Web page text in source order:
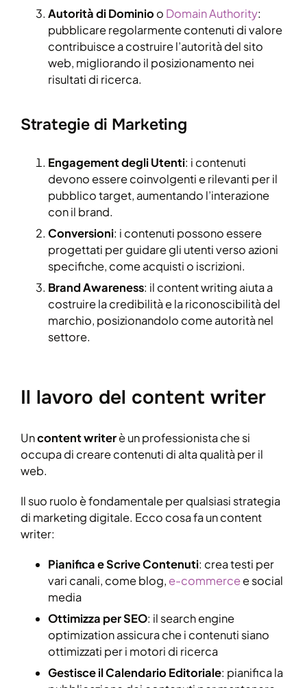
Autorità di Dominio o Domain Authority:
pubblicare regolarmente contenuti di valore
contribuisce a costruire l’autorità del sito
web, migliorando il posizionamento nei
risultati di ricerca.
Strategie di Marketing
Engagement degli Utenti: i contenuti
devono essere coinvolgenti e rilevanti per il
pubblico target, aumentando l’interazione
con il brand.
Conversioni: i contenuti possono essere
progettati per guidare gli utenti verso azioni
specifiche, come acquisti o iscrizioni.
Brand Awareness: il content writing aiuta a
costruire la credibilità e la riconoscibilità del
marchio, posizionandolo come autorità nel
settore.
Il lavoro del content writer
Uncontent writerè un professionista che si
occupa di creare contenuti di alta qualità per il
web.
Il suo ruolo è fondamentale per qualsiasi strategia
di marketing digitale. Ecco cosa fa un content
writer:
Pianifica e Scrive Contenuti: crea testi per
vari canali, come blog, e-commercee social
media
Ottimizza per SEO: il search engine
optimization assicura che i contenuti siano
ottimizzati per i motori di ricerca
Gestisce il Calendario Editoriale: pianifica la